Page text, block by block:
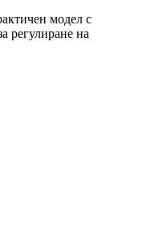
модел с
регулиране на